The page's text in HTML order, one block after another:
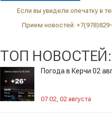
Если вы увидели опечатку в
Прием новостей:
ТОП НОВОСТЕЙ:
Погода в Керчи 02
07:02, 02 августа